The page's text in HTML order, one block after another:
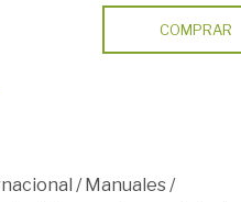
COMPRAR
/Manuales/